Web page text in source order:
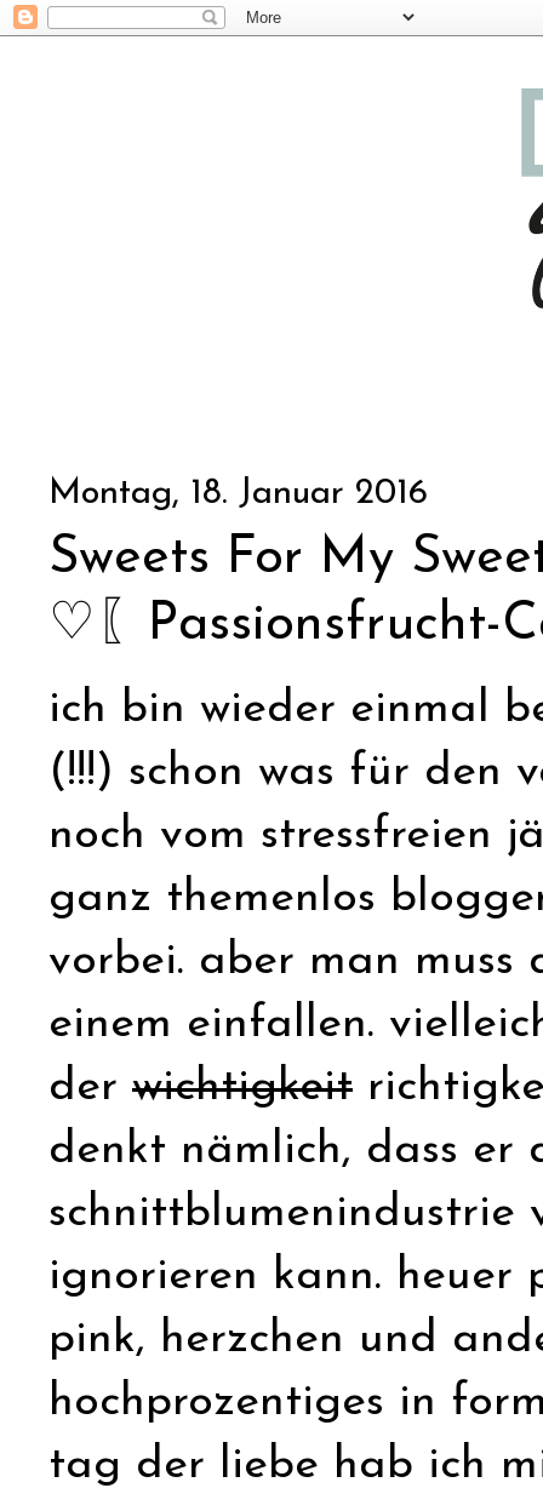
Montag, 18. Januar 2016
Sweets For My
♡〖Passionsfrucht-
ich bin wieder einmal
(!!!) schon was für den
noch vom stressfreien
ganz themenlos
vorbei. aber man muss
einem einfallen.
der wichtigkeit
denkt nämlich, dass
schnittblumenindustrie
ignorieren kann. heuer
pink, herzchen und
hochprozentiges in
tag der liebe hab ich